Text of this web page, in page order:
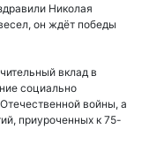
Николая
он ждёт победы
вклад в
социально
войны, а
приуроченных к 75-